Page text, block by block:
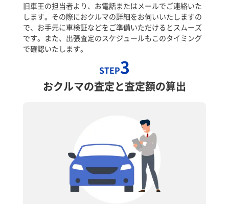
旧車王の担当者より、お電話またはメールでご連絡いた
します。その際におクルマの詳細をお伺いいたしますの
で、お手元に車検証などをご準備いただけるとスムーズ
です。また、出張査定のスケジュールもこのタイミング
で確認いたします。
STEP3
おクルマの査定と査定額の算出